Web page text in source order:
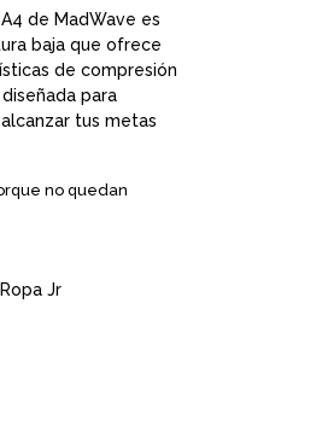
de MadWave es
baja que ofrece
de compresión
para
tus metas
no quedan
Ropa Jr